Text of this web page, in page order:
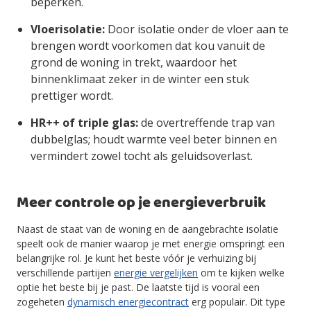
Vloerisolatie: Door isolatie onder de vloer aan te
brengen wordt voorkomen dat kou vanuit de
grond de woning in trekt, waardoor het
binnenklimaat zeker in de winter een stuk
prettiger wordt.
HR++ of triple glas:de overtreffende trap van
dubbelglas; houdt warmte veel beter binnen en
vermindert zowel tocht als geluidsoverlast.
Meer controle op je energieverbruik
Naast de staat van de woning en de aangebrachte isolatie
speelt ook de manier waarop je met energie omspringt een
belangrijke rol. Je kunt het beste vóór je verhuizing bij
verschillende partijen energie vergelijken om te kijken welke
optie het beste bij je past. De laatste tijd is vooral een
zogeheten dynamisch energiecontract erg populair. Dit type